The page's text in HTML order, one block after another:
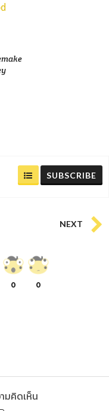
SUBSCRIBE
NEXT
0 0
มคิดเห็น